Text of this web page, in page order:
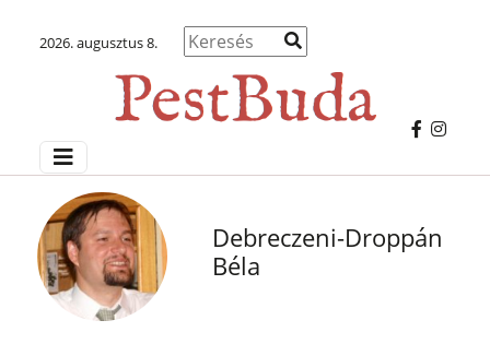
2026. augusztus 8.
Debreczeni-Droppán
Béla